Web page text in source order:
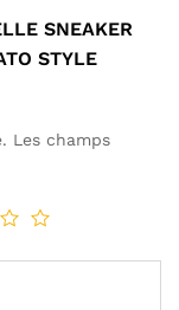
SNEAKER
STYLE
Les champs